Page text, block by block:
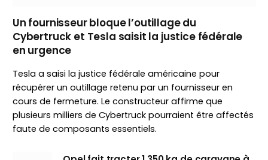
Un fournisseur bloque l’outillage du
Cybertruck et Tesla saisit la justice fédérale
en urgence
Tesla a saisi la justice fédérale américaine pour
récupérer un outillage retenu par un fournisseur en
cours de fermeture. Le constructeur affirme que
plusieurs milliers de Cybertruck pourraient être affectés
faute de composants essentiels.